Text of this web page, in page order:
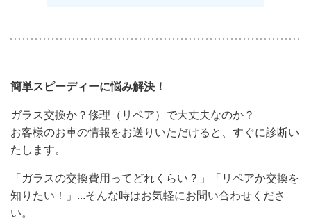
簡単スピーディーに悩み解決 ！
ガラス交換か？修理（リペア）で大丈夫なのか？
お客様のお車の情報をお送りいただけると、すぐに診断い
たします。
「ガラスの交換費用ってどれくらい？」「リペアか交換を
知りたい！」...そんな時はお気軽にお問い合わせくださ
い。